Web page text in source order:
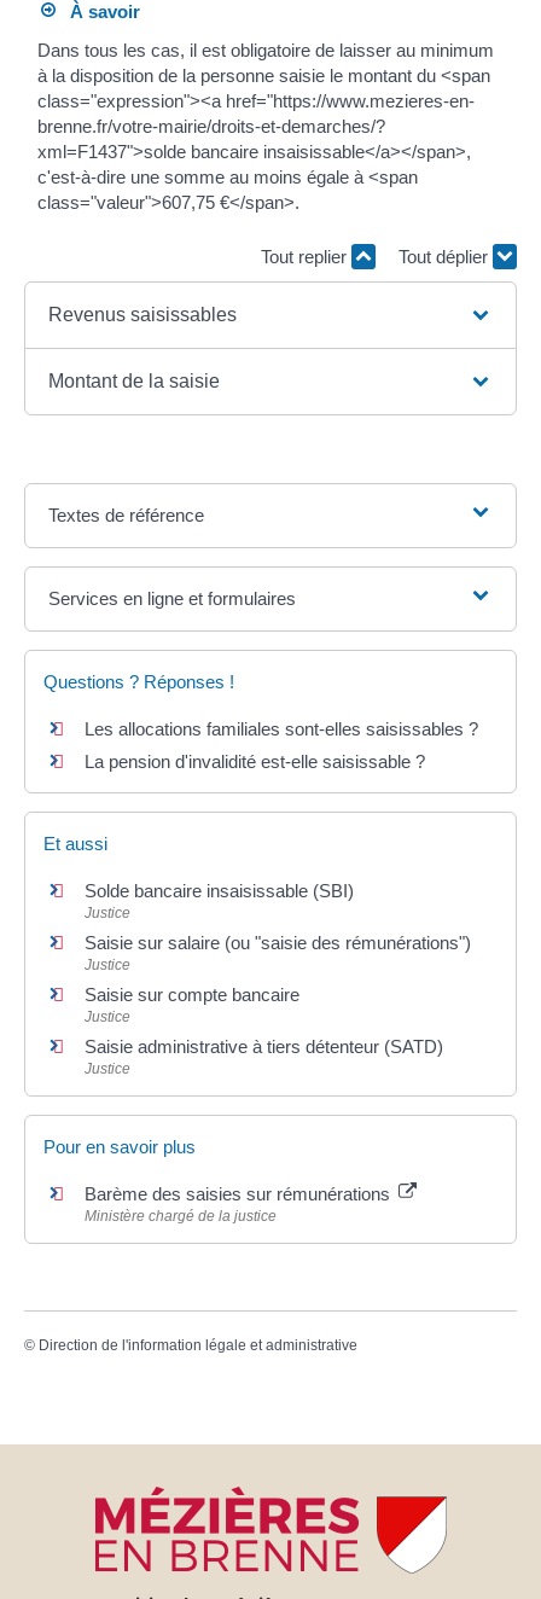
À savoir
Dans tous les cas, il est obligatoire de laisser au minimum
à la disposition de la personne saisie le montant du <span
class="expression"><a href="https://www.mezieres-en-
brenne.fr/votre-mairie/droits-et-demarches/?
xml=F1437">solde bancaire insaisissable</a></span>,
c'est-à-dire une somme au moins égale à <span
class="valeur">607,75 €</span>.
Tout replier Tout déplier
Revenus saisissables
Montant de la saisie
Textes de référence
Services en ligne et formulaires
Questions ? Réponses !
Les allocations familiales sont-elles saisissables ?
La pension d'invalidité est-elle saisissable ?
Et aussi
Solde bancaire insaisissable (SBI)
Justice
Saisie sur salaire (ou "saisie des rémunérations")
Justice
Saisie sur compte bancaire
Justice
Saisie administrative à tiers détenteur (SATD)
Justice
Pour en savoir plus
Barème des saisies sur rémunérations
Ministère chargé de la justice
© Direction de l'information légale et administrative